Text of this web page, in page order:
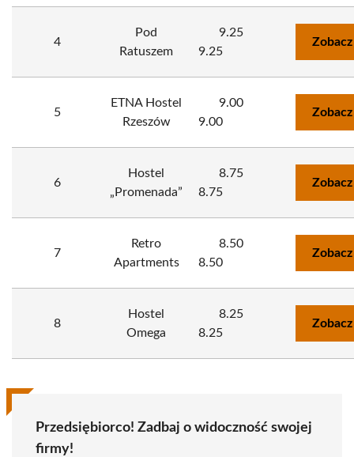
4
Pod
Ratuszem
9.25
9.25
5
ETNA Hostel
Rzeszów
9.00
9.00
6
Hostel
„Promenada”
8.75
8.75
7
Retro
Apartments
8.50
8.50
8
Hostel
Omega
8.25
8.25
Przedsiębiorco! Zadbaj o widoczność swojej
firmy!